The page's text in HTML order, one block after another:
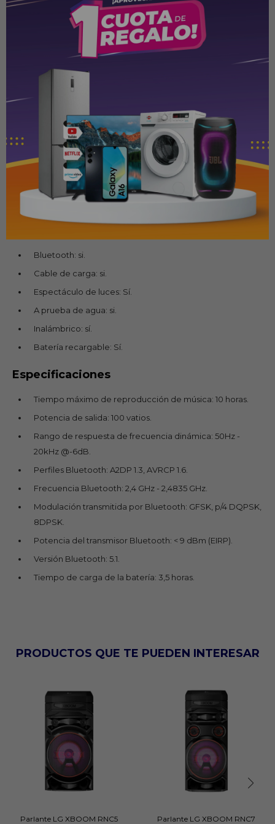
salpicaduras IPX4.
¿Qué hay mejor que un JBL PartyBox Encore 2? ¡Dos!
Combínalo o vincúlalo con otros altavoces compatibles con
JBL Auracast™ y disfruta de un auténtico sonido estéreo para
una noche de baile aún más salvaje. Y si 15 horas de música sin
parar no son suficientes, usa una batería recargable de
repuesto para que la música siga sonando. Crea un ambiente
impecable con la aplicación JBL PartyBox, con la que podrás
controlar tu lista de reproducción, añadir divertidos efectos de
sonido y llenar la atmósfera con un fantástico espectáculo de
luces, todo mientras mueves tu cuerpo en la pista de baile.
Sea cual sea la ocasión, el JBL PartyBox Encore 2 sabe cómo
intensificar todas las sensaciones.
Bluetooth: si.
Cable de carga: si.
Espectáculo de luces: Sí.
A prueba de agua: si.
Inalámbrico: sí.
Batería recargable: Sí.
Especificaciones
Tiempo máximo de reproducción de música: 10 horas.
Potencia de salida: 100 vatios.
Rango de respuesta de frecuencia dinámica: 50Hz -
20kHz @-6dB.
Perfiles Bluetooth: A2DP 1.3, AVRCP 1.6.
Frecuencia Bluetooth: 2,4 GHz - 2,4835 GHz.
Modulación transmitida por Bluetooth: GFSK, p/4 DQPSK,
8DPSK.
Potencia del transmisor Bluetooth: < 9 dBm (EIRP).
Versión Bluetooth: 5.1.
Tiempo de carga de la batería: 3,5 horas.
PRODUCTOS QUE TE PUEDEN INTERESAR
Parlante LG XBOOM RNC5
Parlante LG XBOOM RNC7